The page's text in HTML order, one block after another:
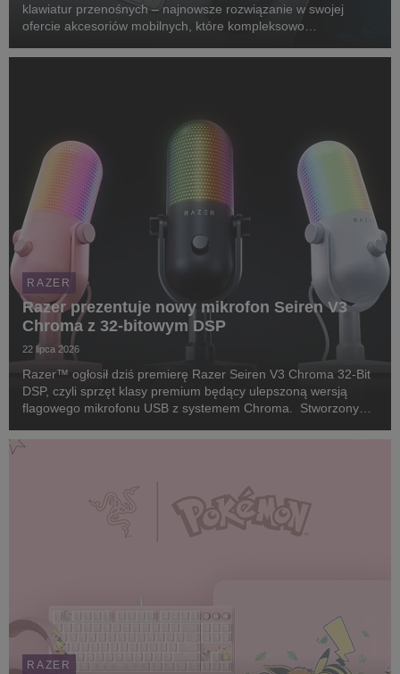
klawiatur przenośnych – najnowsze rozwiązanie w swojej
ofercie akcesoriów mobilnych, które kompleksowo
tabletów i konsol przenośnych, a także bez problemu ...
RAZER
Razer prezentuje nowy mikrofon Seiren V3
Chroma z 32-bitowym DSP
22 lipca 2026
Razer™ ogłosił dziś premierę Razer Seiren V3 Chroma 32-Bit
DSP, czyli sprzęt klasy premium będący ulepszoną wersją
flagowego mikrofonu USB z systemem Chroma. Stworzony
głosu bez skomplikowanego, tradycyjnego sp...
RAZER